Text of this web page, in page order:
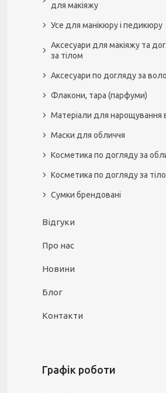
для макіяжу
Усе для манікюру і педикюру
Аксесуари для макіяжу та
за тілом
Аксесуари по догляду за
Флакони, тара (парфуми)
Матеріали для нарощування
Маски для обличчя
Косметика по догляду за
Косметика по догляду за
Сумки брендовані
Відгуки
Про нас
Новини
Блог
Контакти
Графік роботи